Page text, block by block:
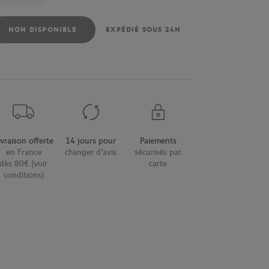
NON DISPONIBLE EXPÉDIÉ SOUS 24H
offerte
en France
dès 80€ (voir
conditions)
14 jours pour
changer d'avis
Paiements
sécurisés par
carte